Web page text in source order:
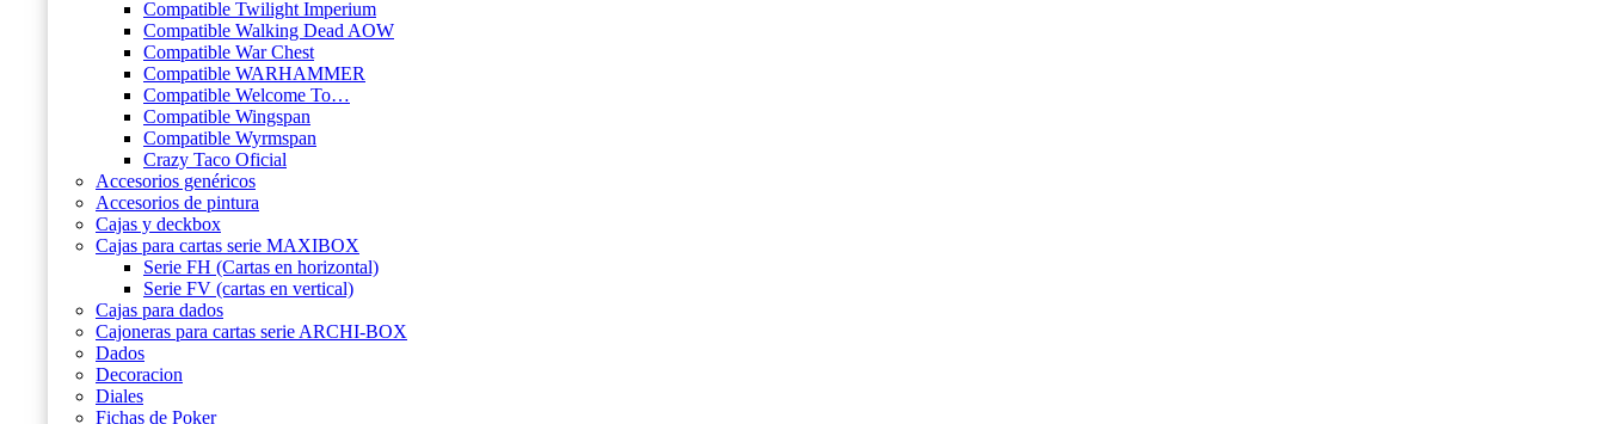
Compatible Twilight Imperium
Compatible Walking Dead AOW
Compatible War Chest
Compatible WARHAMMER
Compatible Welcome To…
Compatible Wingspan
Compatible Wyrmspan
Crazy Taco Oficial
Accesorios genéricos
Accesorios de pintura
Cajas y deckbox
Cajas para cartas serie MAXIBOX
Serie FH (Cartas en horizontal)
Serie FV (cartas en vertical)
Cajas para dados
Cajoneras para cartas serie ARCHI-BOX
Dados
Decoracion
Diales
Fichas de Poker